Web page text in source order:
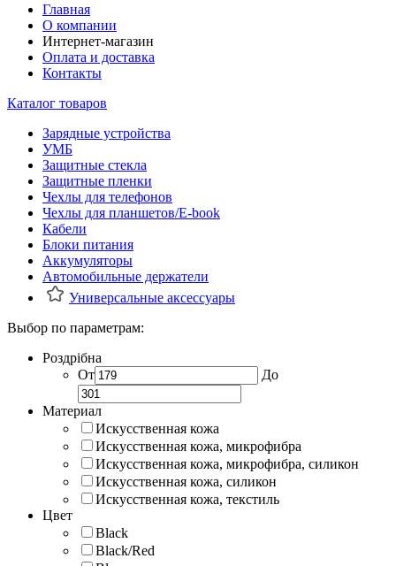
Главная
О компании
Интернет-магазин
Оплата и доставка
Контакты
Каталог товаров
Зарядные устройства
УМБ
Защитные стекла
Защитные пленки
Чехлы для телефонов
Чехлы для планшетов/E-book
Кабели
Блоки питания
Аккумуляторы
Автомобильные держатели
Универсальные аксессуары
Выбор по параметрам:
Роздрібна
От
До
Материал
Искусственная кожа
Искусственная кожа, микрофибра
Искусственная кожа, микрофибра, силикон
Искусственная кожа, силикон
Искусственная кожа, текстиль
Цвет
Black
Black/Red